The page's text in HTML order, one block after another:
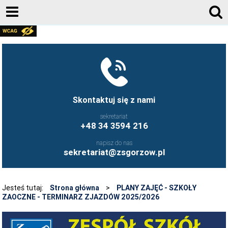
Skontaktuj się z nami
sekretariat
+48 34 3594 216
napisz do nas
sekretariat@zsgorzow.pl
AKTUALNOŚCI
UCZNIOWIE ZS GORZÓW ŚLĄSKI - FB
FRYZJERSTWO NASZEJ SZKOŁY - FB
O SZKOLE
GALERIA ZDJĘĆ 2020-2026
Jesteś tutaj: Strona główna >
PLANY ZAJĘĆ - SZKOŁY
ZAOCZNE - TERMINARZ ZJAZDÓW 2025/2026